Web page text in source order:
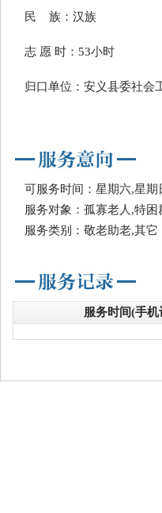
民 族：汉族
志 愿 时：53小时
归口单位：安义县委社会
可服务时间：星期六,星期
服务对象：孤寡老人,特困
服务类别：敬老助老,其它